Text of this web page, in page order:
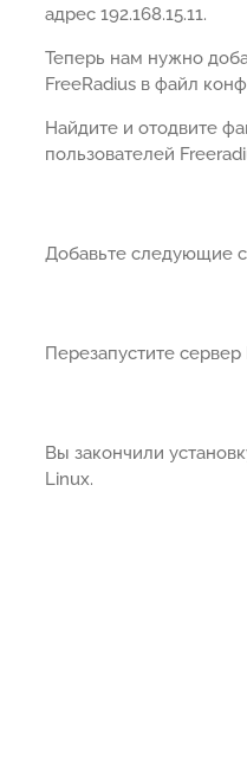
адрес 192.168.15.11.
Теперь нам нужно
FreeRadius в файл
Найдите и отодвите
пользователей
Добавьте следующие
Перезапустите сервер
Вы закончили
Linux.